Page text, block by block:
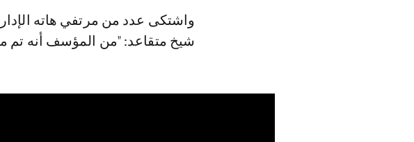
واشتكى عدد من مرتفي هاته
شيخ متقاعد: "من المؤسف أنه تم